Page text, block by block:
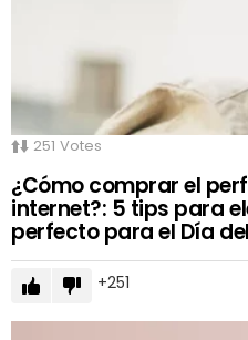
251 Votes
¿Cómo comprar el
internet?: 5 tips para
perfecto para el Día
251